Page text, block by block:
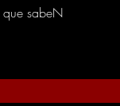
sabeN